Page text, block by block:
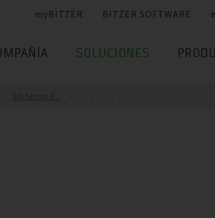
myBITZER BITZER SOFTWARE
SOLUCIONES